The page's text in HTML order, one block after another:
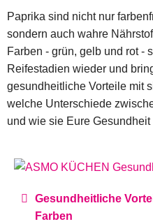
Paprika sind nicht nur
sondern auch wahre
Farben - grün, gelb und rot -
Reifestadien wieder und
gesundheitliche Vorteile mit
welche Unterschiede
und wie sie Eure
Gesundheitliche
Farben